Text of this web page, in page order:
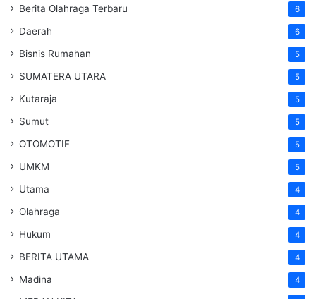
Berita Olahraga Terbaru 6
Daerah 6
Bisnis Rumahan 5
SUMATERA UTARA 5
Kutaraja 5
Sumut 5
OTOMOTIF 5
UMKM 5
Utama 4
Olahraga 4
Hukum 4
BERITA UTAMA 4
Madina 4